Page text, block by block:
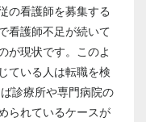
の看護師を募集する
看護師不足が続いて
が現状です。このよ
ている人は転職を検
診療所や専門病院の
られているケースが